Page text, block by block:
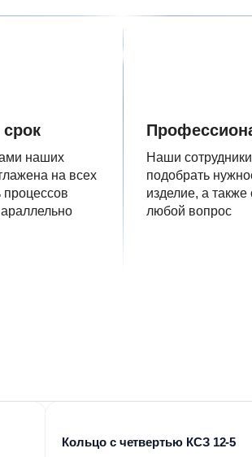
наших
на всех
процессов
Наши
подобрать
изделие, а также
любой вопрос
Кольцо с четвертью КСЗ 12-5